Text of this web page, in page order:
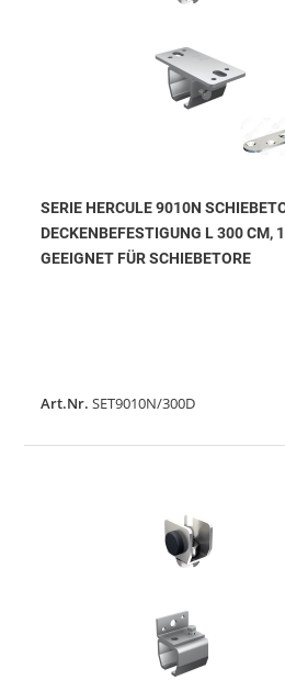
SERIE HERCULE 9010N
DECKENBEFESTIGUNG L 300 CM,
GEEIGNET FÜR SCHIEBETORE
Art.Nr. SET9010N/300D